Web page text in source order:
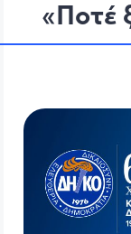
«Ποτέ